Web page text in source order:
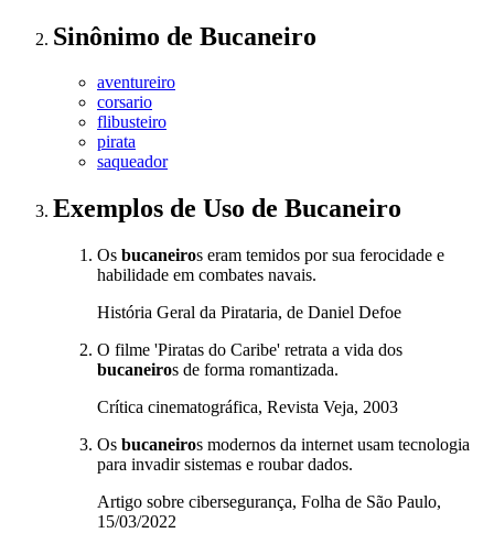
Sinônimo de Bucaneiro
aventureiro
corsario
flibusteiro
pirata
saqueador
Exemplos de Uso de Bucaneiro
Os bucaneiros eram temidos por sua ferocidade e
habilidade em combates navais.
História Geral da Pirataria, de Daniel Defoe
O filme 'Piratas do Caribe' retrata a vida dos
bucaneiros de forma romantizada.
Crítica cinematográfica, Revista Veja, 2003
Os bucaneiros modernos da internet usam tecnologia
para invadir sistemas e roubar dados.
Artigo sobre cibersegurança, Folha de São Paulo,
15/03/2022